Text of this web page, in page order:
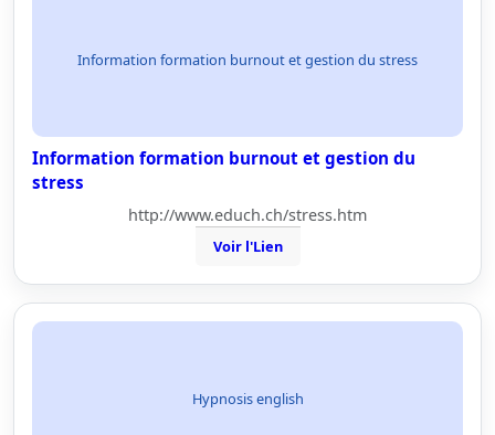
Information formation burnout et gestion du stress
Information formation burnout et gestion du
stress
http://www.educh.ch/stress.htm
Voir l'Lien
Hypnosis english